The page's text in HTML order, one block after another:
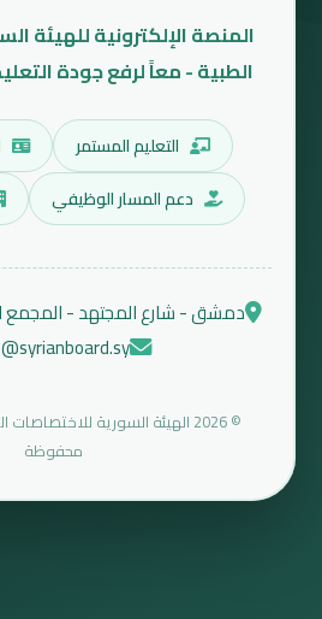
المنصة الإلكترونية للهيئة
الطبية - معاً لرفع جودة
التعليم المستمر
دعم المسار الوظيفي
دمشق - شارع المجتهد - المجمع
© 2026 الهيئة السورية
محفوظة